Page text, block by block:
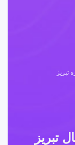
تبریز
تبریز